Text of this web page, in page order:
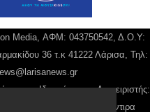
Media, ΑΦΜ: 043750542, Δ.Ο.Υ:
36 τ.κ 41222 Λάρισα, Τηλ:
Ιδιοκτήτης και Διαχειριστής:
Βασιλική, Διευθύντιρα